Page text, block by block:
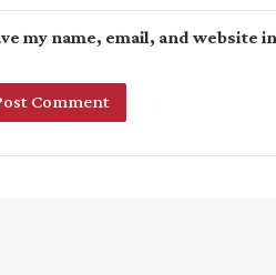
my name, email, and